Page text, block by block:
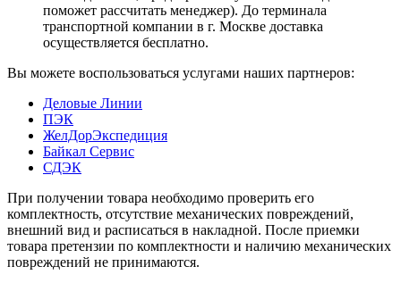
поможет рассчитать менеджер). До терминала
транспортной компании в г. Москве доставка
осуществляется бесплатно.
Вы можете воспользоваться услугами наших партнеров:
Деловые Линии
ПЭК
ЖелДорЭкспедиция
Байкал Сервис
СДЭК
При получении товара необходимо проверить его
комплектность, отсутствие механических повреждений,
внешний вид и расписаться в накладной. После приемки
товара претензии по комплектности и наличию механических
повреждений не принимаются.